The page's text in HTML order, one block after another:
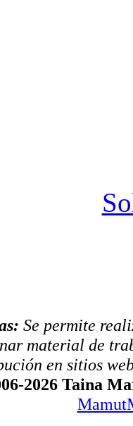
Se permite
material de
en sitios
2026 Taina